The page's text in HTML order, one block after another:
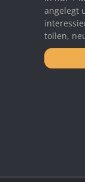
angelegt
tollen,